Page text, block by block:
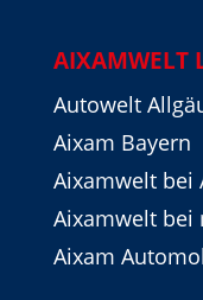
AIXAMWELT
Autowelt
Aixam Bayern
Aixamwelt bei
Aixamwelt bei
Aixam